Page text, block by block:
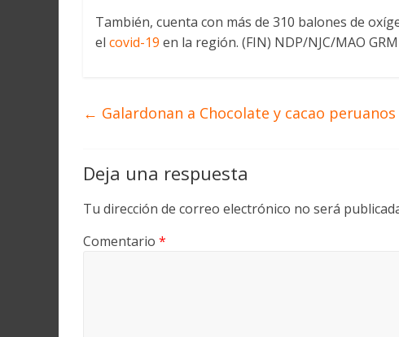
También, cuenta con más de 310 balones de
el covid-19 en la región. (FIN) NDP/NJC/MAO GRM
← Galardonan a Chocolate y cacao peruanos
Deja una respuesta
Tu dirección de correo electrónico no será
Comentario *